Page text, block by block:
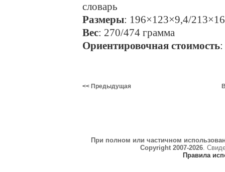
словарь
Размеры: 196×123×9,4/
Вес: 270/474 грамма
Ориентировочная стоимость
<< Предыдущая
При полном или частичном
Copyright 2007-2026.
Правила